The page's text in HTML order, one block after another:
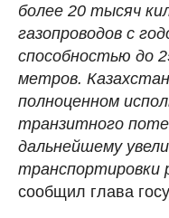
более 20 тысяч
газопроводов с
способностью до
метров.
полноценном
транзитного
дальнейшему
транспортировки
сообщил глава